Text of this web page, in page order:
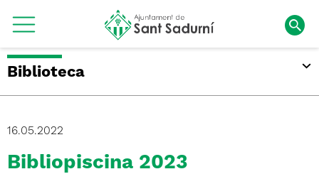
Biblioteca
16.05.2022
Bibliopiscina 2023